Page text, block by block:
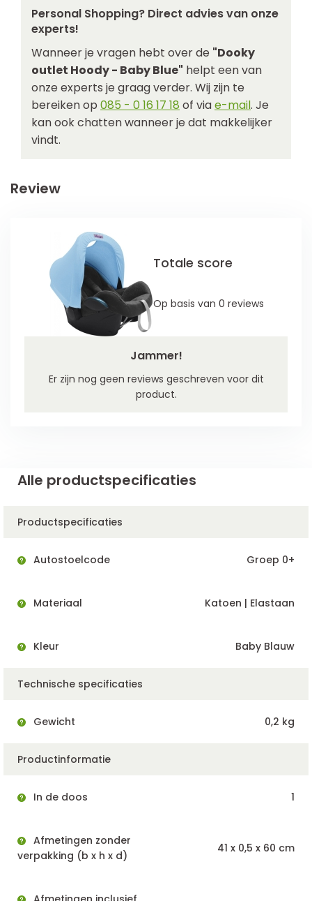
Personal Shopping? Direct advies van onze
experts!
Wanneer je vragen hebt over de "Dooky
outlet Hoody - Baby Blue" helpt een van
onze experts je graag verder. Wij zijn te
bereiken op 085 - 0 16 17 18 of viae-mail. Je
kan ook chatten wanneer je dat makkelijker
vindt.
Review
Jammer!
Er zijn nog geen reviews geschreven voor dit
product.
Totale score
Op basis van 0 reviews
Alle productspecificaties
Productspecificaties
Autostoelcode Groep 0+
Materiaal Katoen | Elastaan
Kleur Baby Blauw
Technische specificaties
Gewicht 0,2 kg
Productinformatie
In de doos 1
Afmetingen zonder
verpakking (b x h x d)
41 x 0,5 x 60 cm